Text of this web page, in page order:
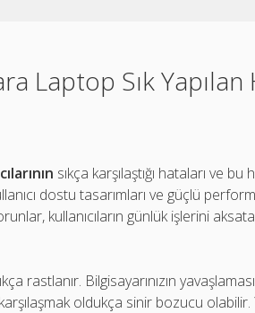
Laptop Sık
sıkça karşılaştığı hataları ve
dostu tasarımları ve güçlü
kullanıcıların günlük işlerini
rastlanır. Bilgisayarınızın yavaşlaması
oldukça sinir bozucu olabilir.